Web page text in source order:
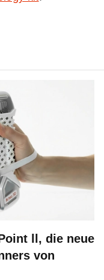
ll, die neue
von